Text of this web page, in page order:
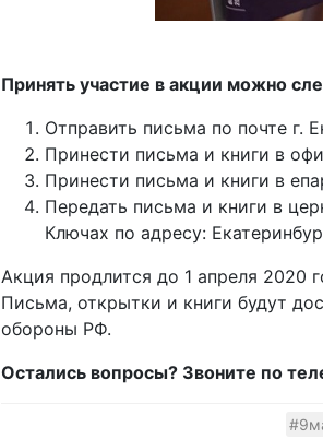
Принять участие в акции можно
Отправить письма по почте
Принести письма и книги в
Принести письма и книги в
Передать письма и книги в
Ключах по адресу:
Акция продлится до 1 апреля 2020
Письма, открытки и книги будут
обороны РФ.
Остались вопросы? Звоните по